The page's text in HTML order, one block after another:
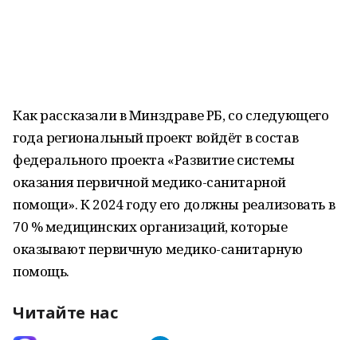
Как рассказали в Минздраве РБ, со следующего
года региональный проект войдёт в состав
федерального проекта «Развитие системы
оказания первичной медико-санитарной
помощи». К 2024 году его должны реализовать в
70 % медицинских организаций, которые
оказывают первичную медико-санитарную
помощь.
Читайте нас